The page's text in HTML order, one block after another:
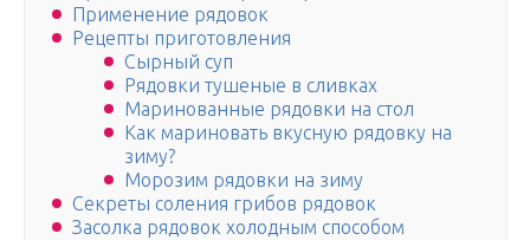
Применение рядовок
Рецепты приготовления
Сырный суп
Рядовки тушеные в сливках
Маринованные рядовки на стол
Как мариновать вкусную рядовку на
зиму?
Морозим рядовки на зиму
Секреты соления грибов рядовок
Засолка рядовок холодным способом